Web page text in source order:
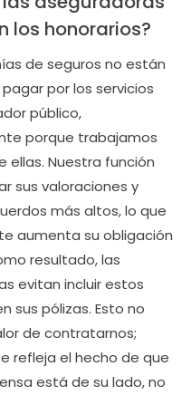
los honorarios?
de seguros no están
por los servicios
público,
porque trabajamos
ellas. Nuestra función
sus valoraciones y
más altos, lo que
aumenta su obligación
resultado, las
evitan incluir estos
sus pólizas. Esto no
de contratarnos;
refleja el hecho de que
está de su lado, no